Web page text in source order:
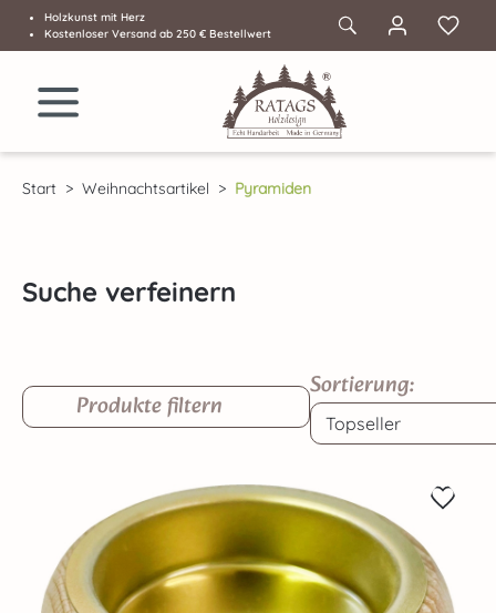
Zum Hauptinhalt springen
Holzkunst mit Herz
Kostenloser Versand ab 250 € Bestellwert
Start Weihnachtsartikel Pyramiden
Suche verfeinern
Produkte filtern
Sortierung: